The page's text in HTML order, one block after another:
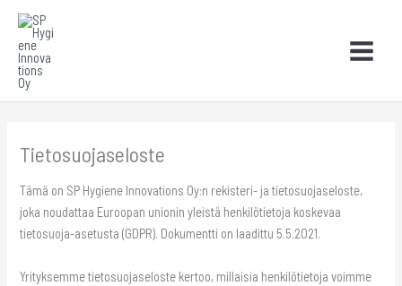
Siirry
sisältöön
Tietosuojaseloste
Tämä on SP Hygiene Innovations Oy:n rekisteri- ja tietosuojaseloste,
joka noudattaa Euroopan unionin yleistä henkilötietoja koskevaa
tietosuoja-asetusta (GDPR). Dokumentti on laadittu 5.5.2021.
Yrityksemme tietosuojaseloste kertoo, millaisia henkilötietoja voimme